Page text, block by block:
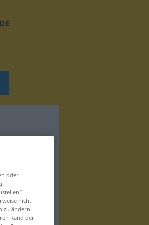
DE
oder
nicht
zu ändern
Rand der